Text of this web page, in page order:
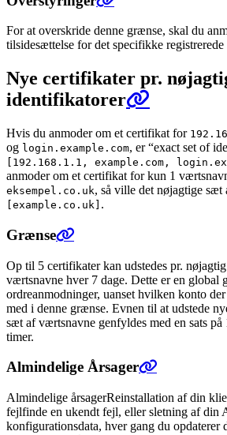
For at overskride denne grænse, skal du
tilsidesættelse for det specifikke
Nye certifikater pr.
identifikatorer
Hvis du anmoder om et certifikat for
og login.example.com, er “exact set of
[192.168.1.1, example.com,
anmoder om et certifikat for kun 1
eksempel.co.uk, så ville det nøjagtige
[example.co.uk] .
Grænse
Op til 5 certifikater kan udstedes pr.
værtsnavne hver 7 dage. Dette er en global
ordreanmodninger, uanset hvilken konto
med i denne grænse. Evnen til at udstede
sæt af værtsnavne genfyldes med en sats
timer.
Almindelige Årsager
Almindelige årsagerReinstallation af din
fejlfinde en ukendt fejl, eller sletning af din
konfigurationsdata, hver gang du opdaterer